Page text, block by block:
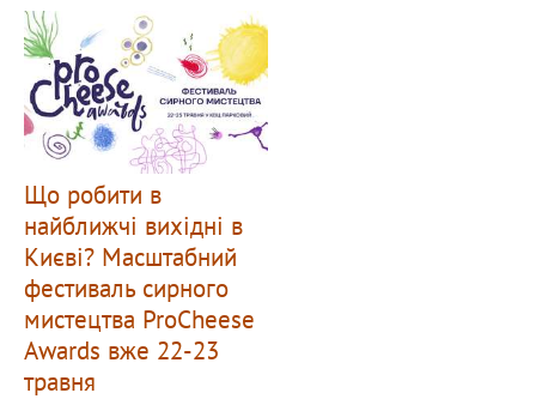
Що робити в
найближчі вихідні в
Києві? Масштабний
фестиваль сирного
мистецтва ProCheese
Awards вже 22-23
травня